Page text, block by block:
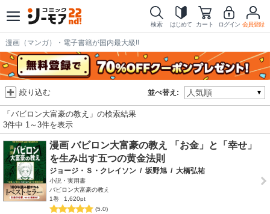
検索 はじめて カート ログイン 会員登録
漫画（マンガ）・電子書籍が国内最大級!!
並べ替え:
絞り込む
「バビロン大富豪の教え」の検索結果
3件中 1～3件を表示
漫画 バビロン大富豪の教え 「お金」と「幸せ」
を生み出す五つの黄金法則
ジョージ・Ｓ・クレイソン / 坂野旭 / 大橋弘祐
小説・実用書
バビロン大富豪の教え
1巻
1,620pt
(5.0)